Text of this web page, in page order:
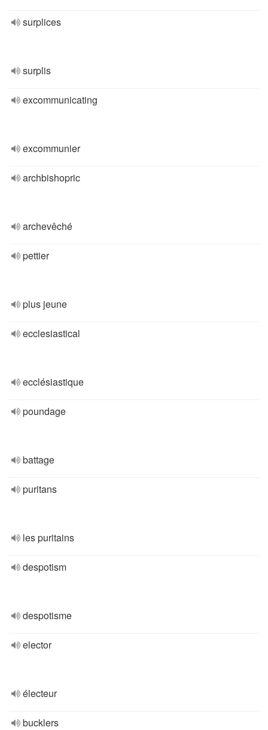
surplices
surplis
excommunicating
excommunier
archbishopric
archevêché
pettier
plus jeune
ecclesiastical
ecclésiastique
poundage
battage
puritans
les puritains
despotism
despotisme
elector
électeur
bucklers